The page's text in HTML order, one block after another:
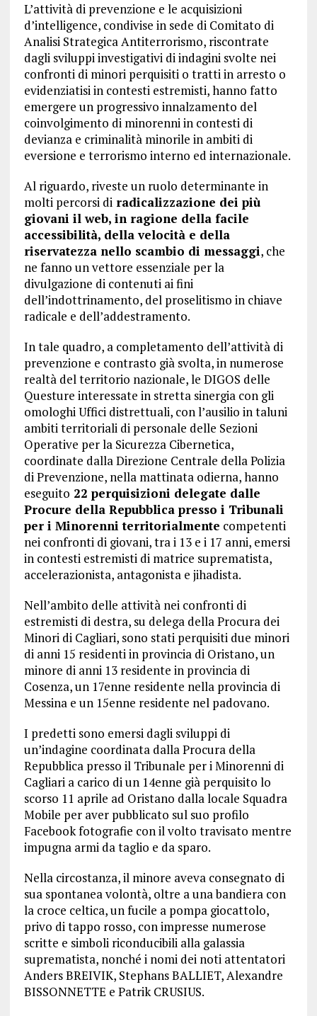
L’attività di prevenzione e le acquisizioni
d’intelligence, condivise in sede di Comitato di
Analisi Strategica Antiterrorismo, riscontrate
dagli sviluppi investigativi di indagini svolte nei
confronti di minori perquisiti o tratti in arresto o
evidenziatisi in contesti estremisti, hanno fatto
emergere un progressivo innalzamento del
coinvolgimento di minorenni in contesti di
devianza e criminalità minorile in ambiti di
eversione e terrorismo interno ed internazionale.
Al riguardo, riveste un ruolo determinante in
molti percorsi diradicalizzazione dei più
giovani il web, in ragione della facile
accessibilità, della velocità e della
riservatezza nello scambio di messaggi, che
ne fanno un vettore essenziale per la
divulgazione di contenuti ai fini
dell’indottrinamento, del proselitismo in chiave
radicale e dell’addestramento.
In tale quadro, a completamento dell’attività di
prevenzione e contrasto già svolta, in numerose
realtà del territorio nazionale, le DIGOS delle
Questure interessate in stretta sinergia con gli
omologhi Uffici distrettuali, con l’ausilio in taluni
ambiti territoriali di personale delle Sezioni
Operative per la Sicurezza Cibernetica,
coordinate dalla Direzione Centrale della Polizia
di Prevenzione, nella mattinata odierna, hanno
eseguito 22 perquisizioni delegate dalle
Procure della Repubblica presso i Tribunali
per i Minorenni territorialmente competenti
nei confronti di giovani, tra i 13 e i 17 anni, emersi
in contesti estremisti di matrice suprematista,
accelerazionista, antagonista e jihadista.
Nell’ambito delle attività nei confronti di
estremisti di destra, su delega della Procura dei
Minori di Cagliari, sono stati perquisiti due minori
di anni 15 residenti in provincia di Oristano, un
minore di anni 13 residente in provincia di
Cosenza, un 17enne residente nella provincia di
Messina e un 15enne residente nel padovano.
I predetti sono emersi dagli sviluppi di
un’indagine coordinata dalla Procura della
Repubblica presso il Tribunale per i Minorenni di
Cagliari a carico di un 14enne già perquisito lo
scorso 11 aprile ad Oristano dalla locale Squadra
Mobile per aver pubblicato sul suo profilo
Facebook fotografie con il volto travisato mentre
impugna armi da taglio e da sparo.
Nella circostanza, il minore aveva consegnato di
sua spontanea volontà, oltre a una bandiera con
la croce celtica, un fucile a pompa giocattolo,
privo di tappo rosso, con impresse numerose
scritte e simboli riconducibili alla galassia
suprematista, nonché i nomi dei noti attentatori
Anders BREIVIK, Stephans BALLIET, Alexandre
BISSONNETTE e Patrik CRUSIUS.